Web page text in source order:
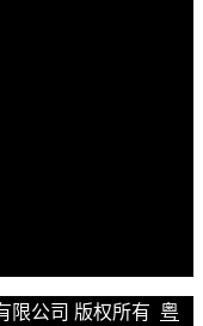
限公司 版权所有 粤